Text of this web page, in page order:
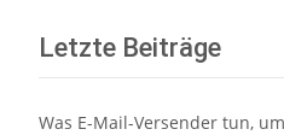
Letzte Beiträge
Was E-Mail-Versender tun,